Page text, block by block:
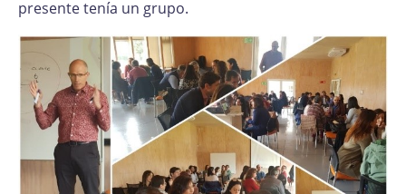
presente tenía un grupo.